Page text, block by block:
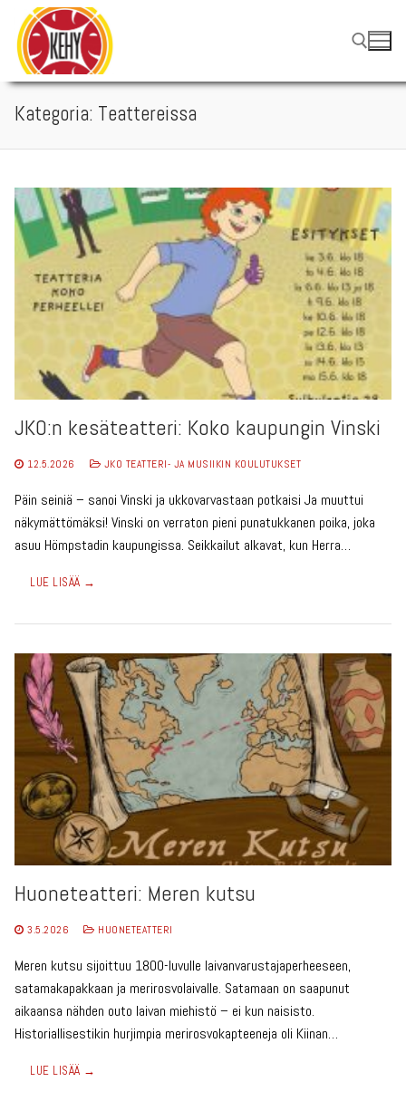
Hyppää
sisältöön
Kategoria: Teattereissa
JKO:n kesäteatteri: Koko kaupungin Vinski
12.5.2026 JKO TEATTERI- JA MUSIIKIN KOULUTUKSET
Päin seiniä – sanoi Vinski ja ukkovarvastaan potkaisi Ja muuttui
näkymättömäksi! Vinski on verraton pieni punatukkanen poika, joka
asuu Hömpstadin kaupungissa. Seikkailut alkavat, kun Herra…
LUE LISÄÄ →
Huoneteatteri: Meren kutsu
3.5.2026 HUONETEATTERI
Meren kutsu sijoittuu 1800-luvulle laivanvarustajaperheeseen,
satamakapakkaan ja merirosvolaivalle. Satamaan on saapunut
aikaansa nähden outo laivan miehistö – ei kun naisisto.
Historiallisestikin hurjimpia merirosvokapteeneja oli Kiinan…
LUE LISÄÄ →